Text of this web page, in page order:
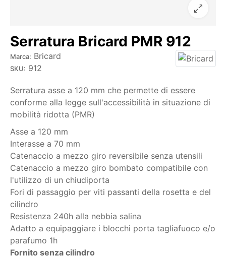
Serratura Bricard PMR 912
Marca: Bricard
SKU: 912
Serratura asse a 120 mm che permette di essere
conforme alla legge sull'accessibilità in situazione di
mobilità ridotta (PMR)
Asse a 120 mm
Interasse a 70 mm
Catenaccio a mezzo giro reversibile senza utensili
Catenaccio a mezzo giro bombato compatibile con
l'utilizzo di un chiudiporta
Fori di passaggio per viti passanti della rosetta e del
cilindro
Resistenza 240h alla nebbia salina
Adatto a equipaggiare i blocchi porta tagliafuoco e/o
parafumo 1h
Fornito senza cilindro